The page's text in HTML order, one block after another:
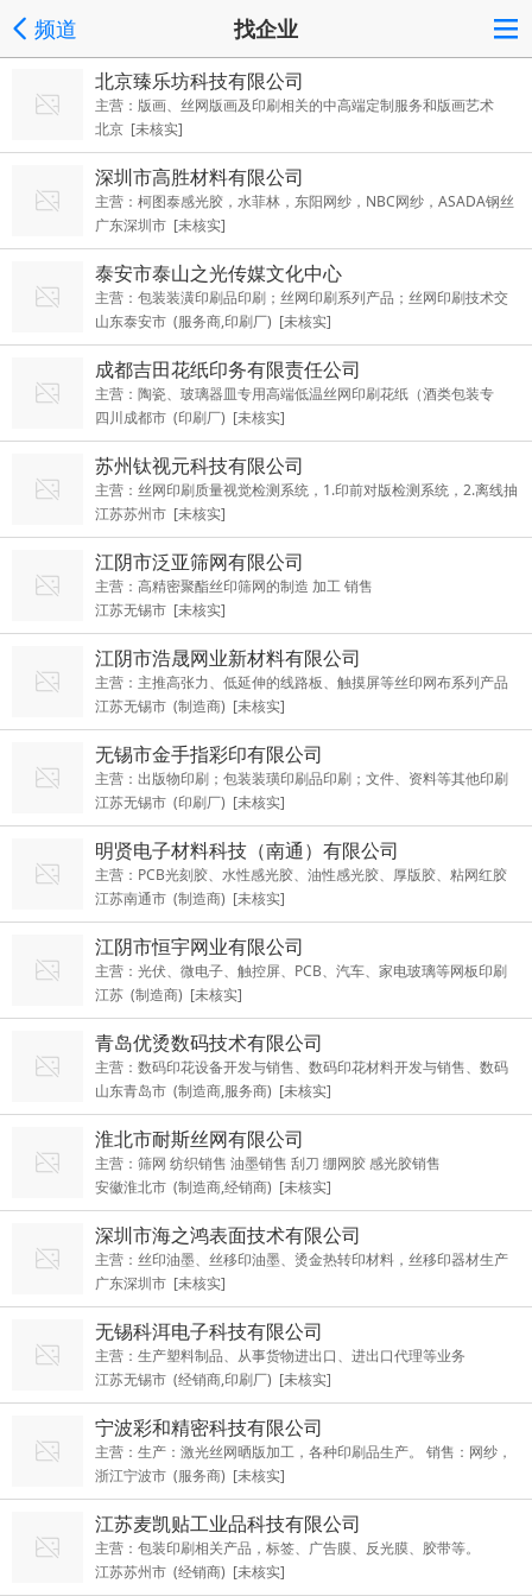
频道 找企业
北京臻乐坊科技有限公司
主营：版画、丝网版画及印刷相关的中高端定制服务和版画艺术
品、艺术衍生品的设计、开发、制作落地服务，版画及丝网版画技
术推广及课程开发服务。
北京 [未核实]
深圳市高胜材料有限公司
主营：柯图泰感光胶，水菲林，东阳网纱，NBC网纱，ASADA钢丝
网，BMP刮胶
广东深圳市 [未核实]
泰安市泰山之光传媒文化中心
主营：包装装潢印刷品印刷；丝网印刷系列产品；丝网印刷技术交
流；文艺创作与文化活动。
山东泰安市 (服务商,印刷厂) [未核实]
成都吉田花纸印务有限责任公司
主营：陶瓷、玻璃器皿专用高端低温丝网印刷花纸（酒类包装专
用）
四川成都市 (印刷厂) [未核实]
苏州钛视元科技有限公司
主营：丝网印刷质量视觉检测系统，1.印前对版检测系统，2.离线抽
检系统，3.印刷在线检测系统，4.离线全检系统
江苏苏州市 [未核实]
江阴市泛亚筛网有限公司
主营：高精密聚酯丝印筛网的制造 加工 销售
江苏无锡市 [未核实]
江阴市浩晟网业新材料有限公司
主营：主推高张力、低延伸的线路板、触摸屏等丝印网布系列产品
以及手机、电脑等电子产品用的防尘防水网布系列。
江苏无锡市 (制造商) [未核实]
无锡市金手指彩印有限公司
主营：出版物印刷；包装装璜印刷品印刷；文件、资料等其他印刷
品印刷（依法须经批准的项目，经相关部门批准后方可开展经营活
动，具体经营项目以审批结果为准）一般项目：专业设计服务；动
漫游戏开发；玩具制造；玩具、动漫及游艺用品销售；货物进出
口； 日用木制品制造；木制玩具销售
江苏无锡市 (印刷厂) [未核实]
明贤电子材料科技（南通）有限公司
主营：PCB光刻胶、水性感光胶、油性感光胶、厚版胶、粘网红胶
及丝网印刷耗材
江苏南通市 (制造商) [未核实]
江阴市恒宇网业有限公司
主营：光伏、微电子、触控屏、PCB、汽车、家电玻璃等网板印刷
行业用高精密不锈钢丝网、高张力丝印网纱
江苏 (制造商) [未核实]
青岛优烫数码技术有限公司
主营：数码印花设备开发与销售、数码印花材料开发与销售、数码
印花技术开发与推广
山东青岛市 (制造商,服务商) [未核实]
淮北市耐斯丝网有限公司
主营：筛网 纺织销售 油墨销售 刮刀 绷网胶 感光胶销售
安徽淮北市 (制造商,经销商) [未核实]
深圳市海之鸿表面技术有限公司
主营：丝印油墨、丝移印油墨、烫金热转印材料，丝移印器材生产
和销售，丝移印工艺开发等
广东深圳市 [未核实]
无锡科洱电子科技有限公司
主营：生产塑料制品、从事货物进出口、进出口代理等业务
江苏无锡市 (经销商,印刷厂) [未核实]
宁波彩和精密科技有限公司
主营：生产：激光丝网晒版加工，各种印刷品生产。 销售：网纱，
油墨，刮刀等丝印耗材，丝印设备。
浙江宁波市 (服务商) [未核实]
江苏麦凯贴工业品科技有限公司
主营：包装印刷相关产品，标签、广告膜、反光膜、胶带等。
江苏苏州市 (经销商) [未核实]